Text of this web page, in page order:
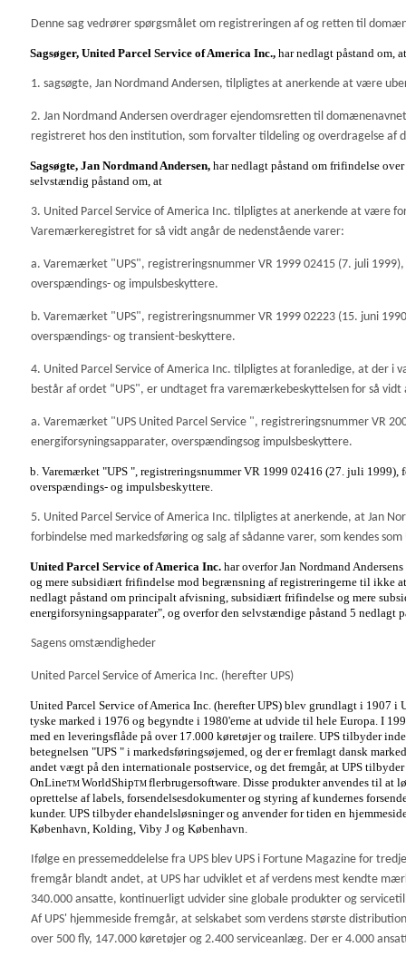
Denne sag vedrører spørgsmålet om registreringen af og retten til
Sagsøger, United Parcel Service of America Inc., har nedlagt påstand om, at
1. sagsøgte, Jan Nordmand Andersen, tilpligtes at anerkende at være
2. Jan Nordmand Andersen overdrager ejendomsretten til
registreret hos den institution, som forvalter tildeling og overdragelse af
Sagsøgte, Jan Nordmand Andersen, har nedlagt påstand om frifindelse
selvstændig påstand om, at
3. United Parcel Service of America Inc. tilpligtes at anerkende at
Varemærkeregistret for så vidt angår de nedenstående varer:
a. Varemærket "UPS", registreringsnummer VR 1999 02415 (7. juli
overspændings- og impulsbeskyttere.
b. Varemærket "UPS", registreringsnummer VR 1999 02223 (15. juni
overspændings- og transient-beskyttere.
4. United Parcel Service of America Inc. tilpligtes at foranledige, at der
består af ordet “UPS", er undtaget fra varemærkebeskyttelsen for så
a. Varemærket "UPS United Parcel Service ", registreringsnummer VR
energiforsyningsapparater, overspændingsog impulsbeskyttere.
b. Varemærket "UPS ", registreringsnummer VR 1999 02416 (27. juli 1999),
overspændings- og impulsbeskyttere.
5. United Parcel Service of America Inc. tilpligtes at anerkende, at Jan
forbindelse med markedsføring og salg af sådanne varer, som kendes
United Parcel Service of America Inc. har overfor Jan Nordmand
og mere subsidiært frifindelse mod begrænsning af registreringerne til ikke
nedlagt påstand om principalt afvisning, subsidiært frifindelse og mere
energiforsyningsapparater", og overfor den selvstændige påstand 5 nedlagt
Sagens omstændigheder
United Parcel Service of America Inc. (herefter UPS)
United Parcel Service of America Inc. (herefter UPS) blev grundlagt i 1907
tyske marked i 1976 og begyndte i 1980'erne at udvide til hele Europa. I
med en leveringsflåde på over 17.000 køretøjer og trailere. UPS tilbyder
betegnelsen "UPS " i markedsføringsøjemed, og der er fremlagt dansk
andet vægt på den internationale postservice, og det fremgår, at UPS
OnLineTM WorldShipTM flerbrugersoftware. Disse produkter anvendes til at
oprettelse af labels, forsendelsesdokumenter og styring af kundernes
kunder. UPS tilbyder ehandelsløsninger og anvender for tiden en
København, Kolding, Viby J og København.
Ifølge en pressemeddelelse fra UPS blev UPS i Fortune Magazine for
fremgår blandt andet, at UPS har udviklet et af verdens mest kendte
340.000 ansatte, kontinuerligt udvider sine globale produkter og
Af UPS' hjemmeside fremgår, at selskabet som verdens største
over 500 fly, 147.000 køretøjer og 2.400 serviceanlæg. Der er 4.000